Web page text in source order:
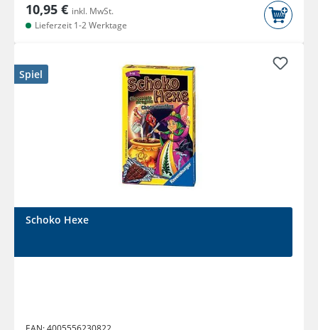
10,95 € inkl. MwSt.
Lieferzeit 1-2 Werktage
Spiel
Schoko Hexe